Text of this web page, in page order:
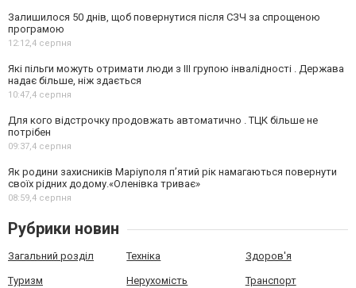
Залишилося 50 днів, щоб повернутися після СЗЧ за спрощеною
програмою
12:12,4 серпня
Які пільги можуть отримати люди з III групою інвалідності . Держава
надає більше, ніж здається
10:47,4 серпня
Для кого відстрочку продовжать автоматично . ТЦК більше не
потрібен
09:37,4 серпня
Як родини захисників Маріуполя пʼятий рік намагаються повернути
своїх рідних додому.«Оленівка триває»
08:59,4 серпня
Рубрики новин
Загальний розділ Техніка Здоров'я
Туризм Нерухомість Транспорт